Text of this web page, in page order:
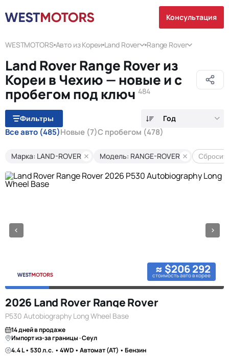
Консультация
WESTMOTORS Авто из Кореи Land Rover Range Rover
Land Rover Range Rover из
Кореи в Чехию — новые и с
пробегом под ключ 484
Фильтры Год
Все авто (485)Новые (7)С пробегом (478)
Марка: LAND-ROVER Модель: RANGE-ROVER
≈ $206 292
стоимость авто в корее
2026 Land Rover Range Rover
P530 Autobiography Long Wheel Base
14 дней в продаже
Импорт из-за границы · Сеул
4.4 L • 530 л.с. • 4WD • Автомат (AT) • Бензин